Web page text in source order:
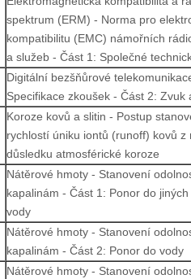
spektrum (ERM) - Norma pro
kompatibilitu (EMC) námořních
a služeb - Část 1: Společné
Digitální bezšňůrové
Specifikace zkoušek - Část 2: Zvuk
Koroze kovů a slitin - Postup
rychlostí úniku iontů (runoff) kovů z
důsledku atmosférické koroze
Nátěrové hmoty - Stanovení
kapalinám - Část 1: Ponor do
vody
Nátěrové hmoty - Stanovení
kapalinám - Část 2: Ponor do vody
Nátěrové hmoty - Stanovení